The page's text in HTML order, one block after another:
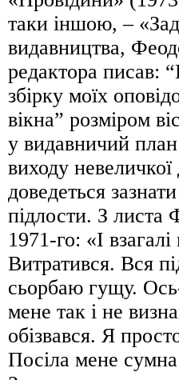
таки іншою, –
видавництва,
редактора писав:
збірку моїх
вікна” розміром
у видавничий
виходу
доведеться
підлости. З листа
1971-го: «І
Витратився. Вся
сьорбаю гущу.
мене так і не
обізвався. Я
Посіла мене